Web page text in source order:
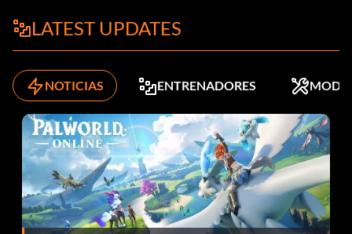
LATEST UPDATES
NOTICIAS ENTRENADORES MODS